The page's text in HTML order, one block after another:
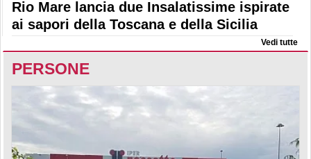
Rio Mare lancia due Insalatissime ispirate
ai sapori della Toscana e della Sicilia
Vedi tutte
PERSONE